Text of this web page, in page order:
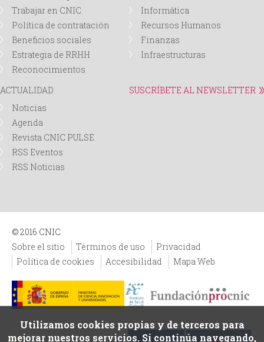
Trabajar en CNIC
Política de contratación
Beneficios sociales
Estrategia de RRHH
Reconocimientos
Informática
Recursos Humanos
Finanzas
Infraestructuras
ACTUALIDAD
Noticias
Agenda
Revista CNIC PULSE
RSS Eventos
RSS Noticias
SUSCRÍBETE AL NEWSLETTER
© 2016 CNIC
Sobre el sitio
Términos de uso
Privacidad
Política de cookies
Accesibilidad Mapa Web
Utilizamos cookies propias y de terceros para
mejorar nuestros servicios. Si continúa navegando,